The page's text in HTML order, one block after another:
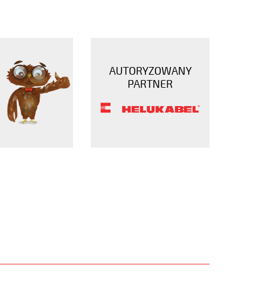
AUTORYZOWANY
PARTNER